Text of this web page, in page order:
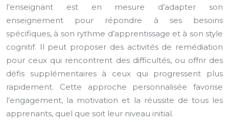
l’enseignant est en mesure d’adapter son
enseignement pour répondre à ses besoins
spécifiques, à son rythme d’apprentissage et à son style
cognitif. Il peut proposer des activités de remédiation
pour ceux qui rencontrent des difficultés, ou offrir des
défis supplémentaires à ceux qui progressent plus
rapidement. Cette approche personnalisée favorise
l’engagement, la motivation et la réussite de tous les
apprenants, quel que soit leur niveau initial.